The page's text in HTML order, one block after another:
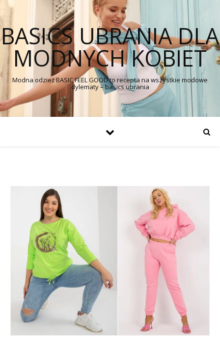
BASICS UBRANIA DLA
MODNYCH KOBIET
Modna odzież BASIC FEEL GOOD to recepta na wszystkie modowe
dylematy – basics ubrania